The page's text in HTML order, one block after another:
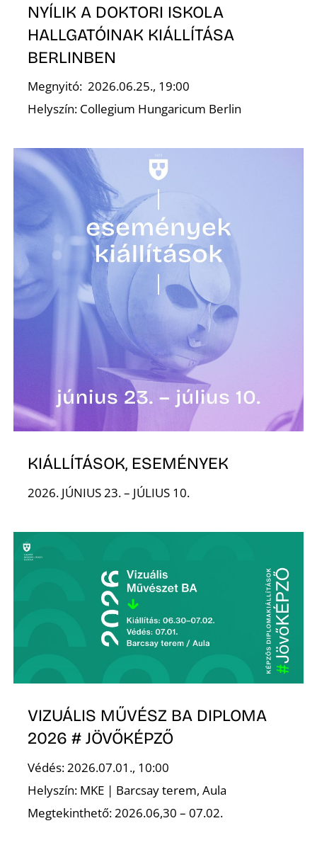
NYÍLIK A DOKTORI ISKOLA
HALLGATÓINAK KIÁLLÍTÁSA
BERLINBEN
Megnyitó: 2026.06.25., 19:00
Helyszín: Collegium Hungaricum Berlin
KIÁLLÍTÁSOK, ESEMÉNYEK
2026. JÚNIUS 23. – JÚLIUS 10.
VIZUÁLIS MŰVÉSZ BA DIPLOMA
2026 # JÖVŐKÉPZŐ
Védés: 2026.07.01., 10:00
Helyszín: MKE | Barcsay terem, Aula
Megtekinthető: 2026.06,30 – 07.02.